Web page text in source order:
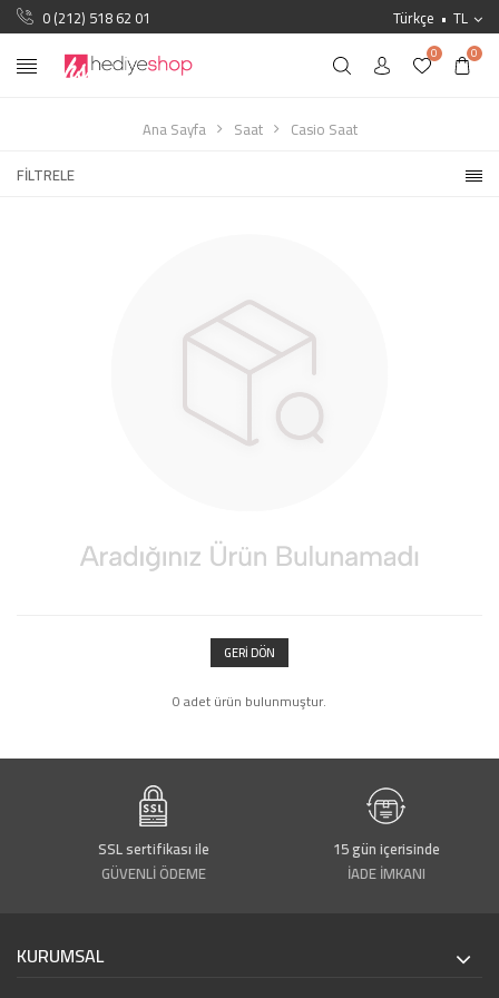
0 (212) 518 62 01 Türkçe TL
0 0
Ana Sayfa Saat
Casio Saat
FILTRELE
GERI DÖN
0 adet ürün bulunmuştur.
SSL sertifikası ile
GÜVENLİ ÖDEME
15 gün içerisinde
İADE İMKANI
KURUMSAL